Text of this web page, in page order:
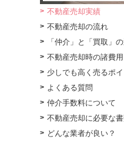
不動産売却実績
不動産売却の流れ
「仲介」と「買取」
不動産売却時の諸費用
少しでも高く売るポイ
よくある質問
仲介手数料について
不動産売却に必要な
どんな業者が良い？